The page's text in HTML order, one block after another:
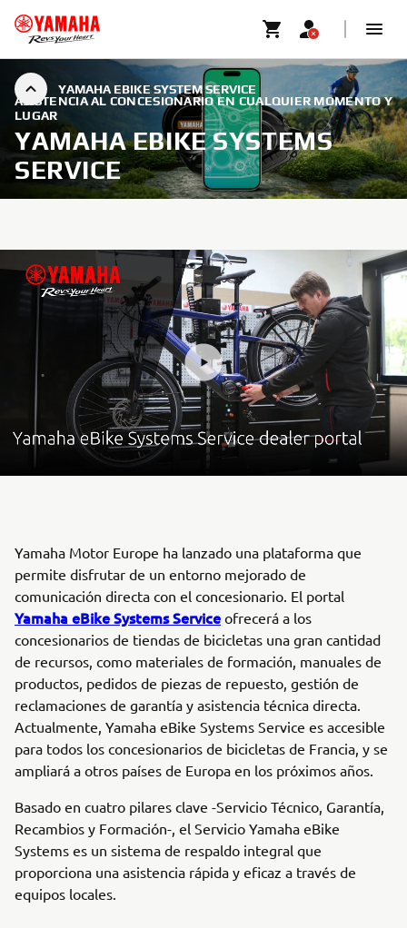
YAMAHA EBIKE SYSTEM SERVICE
ASISTENCIA AL CONCESIONARIO EN CUALQUIER MOMENTO Y
LUGAR
YAMAHA EBIKE SYSTEMS
SERVICE
Yamaha Motor Europe ha lanzado una plataforma que
permite disfrutar de un entorno mejorado de
comunicación directa con el concesionario. El portal
Yamaha eBike Systems Service ofrecerá a los
concesionarios de tiendas de bicicletas una gran cantidad
de recursos, como materiales de formación, manuales de
productos, pedidos de piezas de repuesto, gestión de
reclamaciones de garantía y asistencia técnica directa.
Actualmente, Yamaha eBike Systems Service es accesible
para todos los concesionarios de bicicletas de Francia, y se
ampliará a otros países de Europa en los próximos años.
Basado en cuatro pilares clave -Servicio Técnico, Garantía,
Recambios y Formación-, el Servicio Yamaha eBike
Systems es un sistema de respaldo integral que
proporciona una asistencia rápida y eficaz a través de
equipos locales.